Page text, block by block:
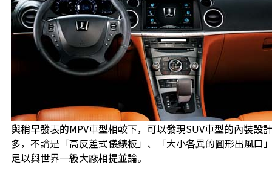
與稍早發表的MPV車型相較下，可以發現SUV車型的內裝設
多，不論是「高反差式儀錶板」、「大小各異的圓形出風口
足以與世界一級大廠相提並論。